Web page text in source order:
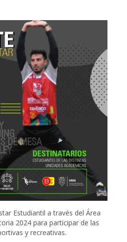
Estudiantil a través del Área
2024 para participar de las
y recreativas.